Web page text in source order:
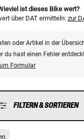
ist dieses Bike wert?
über DAT ermitteln: zur
oder Artikel in der
du hast einen Fehler
Formular
FILTERN & SORTIEREN